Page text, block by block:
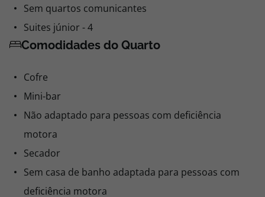
Sem quartos comunicantes
Suites júnior - 4
Comodidades do Quarto
Cofre
Mini-bar
Não adaptado para pessoas com deficiência
motora
Secador
Sem casa de banho adaptada para pessoas com
deficiência motora